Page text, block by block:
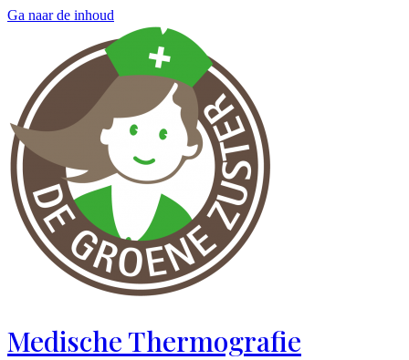
Ga naar de inhoud
Medische Thermografie